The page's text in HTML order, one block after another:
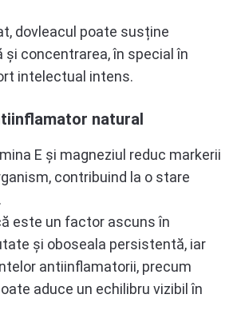
dovleacul poate susține
și concentrarea, în special în
intelectual intens.
natural
E și magneziul reduc markerii
contribuind la o stare
este un factor ascuns în
și oboseala persistentă, iar
antiinflamatorii, precum
aduce un echilibru vizibil în